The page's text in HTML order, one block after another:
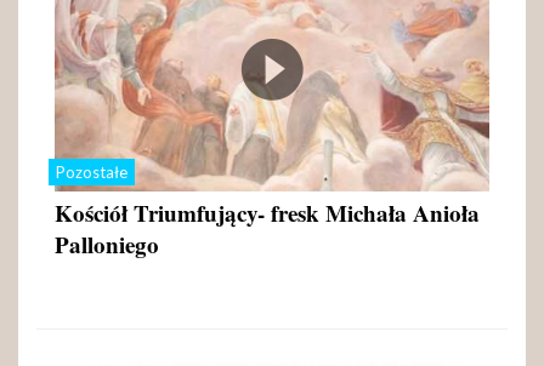
Pozostałe
Kościół Triumfujący- fresk Michała Anioła
Palloniego